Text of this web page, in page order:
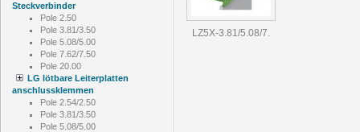
Steckverbinder
Pole 2.50
Pole 3.81/3.50
Pole 5.08/5.00
Pole 7.62/7.50
Pole 20.00
LG lötbare Leiterplatten
anschlussklemmen
Pole 2.54/2.50
Pole 3.81/3.50
Pole 5.08/5.00
LZ5X-3.81/5.08/7.